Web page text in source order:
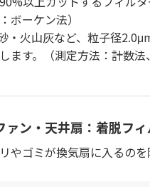
ボーケン法）
・火山灰など、粒子径
ます。（測定方法：計数
ァン・天井扇：着脱フィ
やゴミが換気扇に入るのを